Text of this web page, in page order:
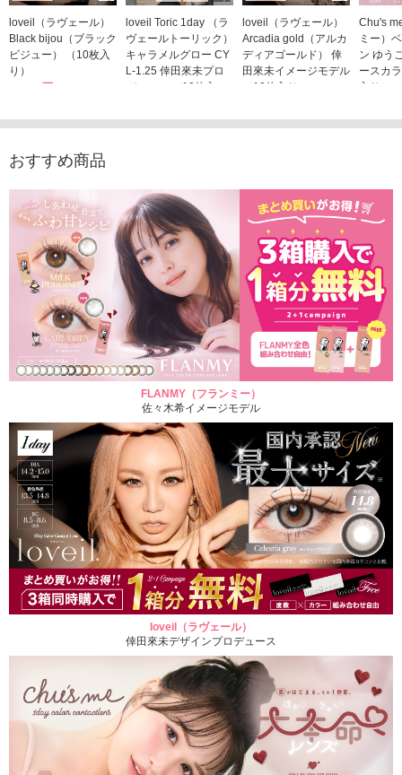
loveil（ラヴェール）
Black bijou（ブラック
ビジュー） （10枚入
り）
1,760円
loveil Toric 1day （ラ
ヴェールトーリック）
キャラメルグロー CY
L-1.25 倖田來未プロ
デュース （10枚入
1,760円(税込)
loveil（ラヴェール）
Arcadia gold（アルカ
ディアゴールド） 倖
田來未イメージモデル
（10枚入り）
Chu's
ミー）
ン ゆう
ースカ
入り）
おすすめ商品
FLANMY（フランミー）
佐々木希イメージモデル
loveil（ラヴェール）
倖田來未デザインプロデュース